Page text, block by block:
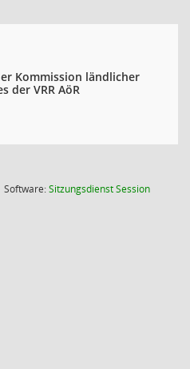
Kommission ländlicher
der VRR AöR
Software:SitzungsdienstSession(Wird in